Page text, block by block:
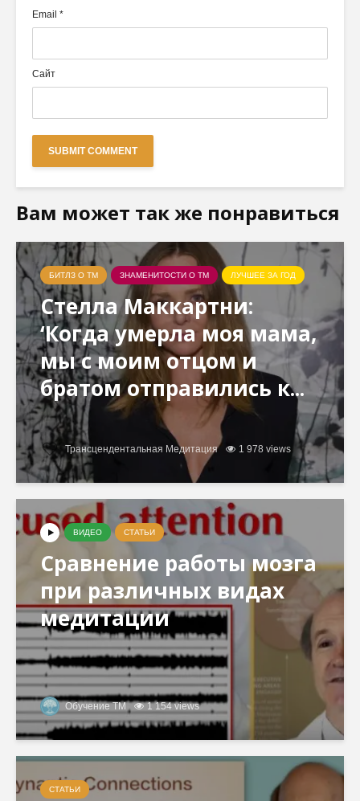
Email *
Сайт
Вам может так же понравиться
БИТЛЗ О ТМ ЗНАМЕНИТОСТИ О ТМ ЛУЧШЕЕ ЗА ГОД
Стелла Маккартни:
‘Когда умерла моя мама,
мы с моим отцом и
братом отправились к...
Трансцендентальная Медитация 1 978 views
ВИДЕО СТАТЬИ
Сравнение работы мозга
при различных видах
медитации
Обучение ТМ 1 154 views
СТАТЬИ